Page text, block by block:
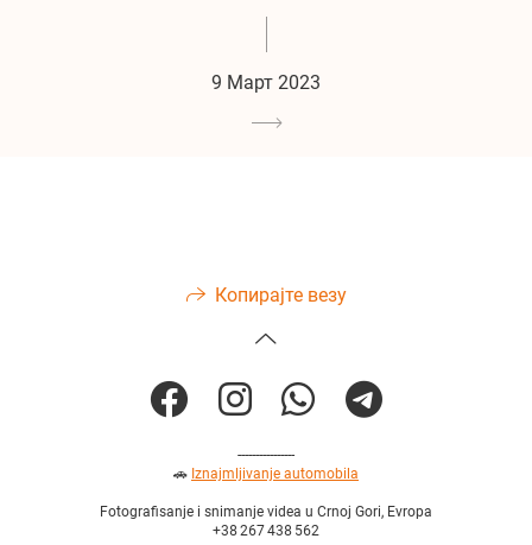
9 Март 2023
Копирајте везу
----------------
🚗 Iznajmljivanje automobila
Fotografisanje i snimanje videa u Crnoj Gori, Evropa
+38 267 438 562